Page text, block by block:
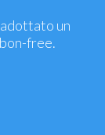
un
free.